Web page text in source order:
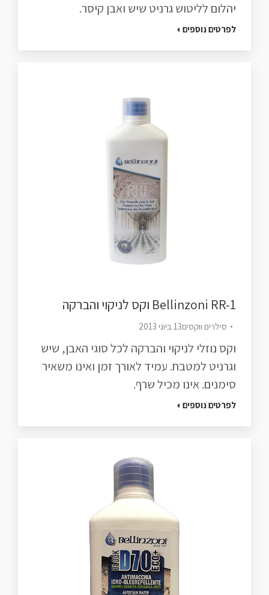
יהלום לליטוש גרניט שיש ואבן קיסר.
לפרטים נוספים
Bellinzoni RR-1 וקס לניקוי והברקה
סילרים ווקסים13 ביוני 2013
וקס נוזלי לניקוי והברקה לכל סוגי האבן, שיש
וגרניט למטבח. עמיד לאורך זמן ואינו משאיר
סימנים. אינו מכיל שרף.
לפרטים נוספים